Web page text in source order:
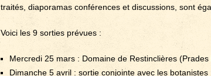
traités, diaporamas conférences et discussions, sont
Voici les 9 sorties prévues :
Mercredi 25 mars : Domaine de Restinclières (Prades
Dimanche 5 avril : sortie conjointe avec les botanistes